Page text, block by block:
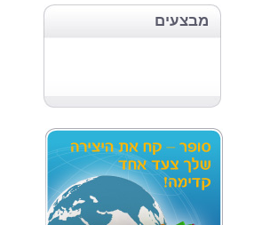
מבצעים